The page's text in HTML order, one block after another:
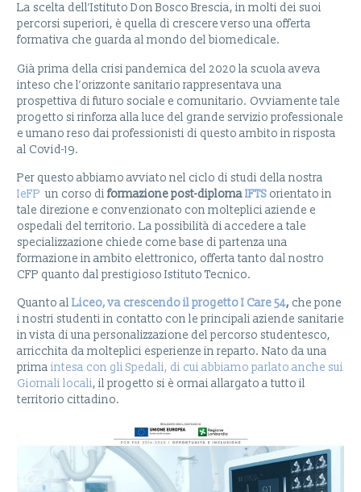
La scelta dell’Istituto Don Bosco Brescia, in molti dei suoi
percorsi superiori, è quella di crescere verso una offerta
formativa che guarda al mondo del biomedicale.
Già prima della crisi pandemica del 2020 la scuola aveva
inteso che l’orizzonte sanitario rappresentava una
prospettiva di futuro sociale e comunitario. Ovviamente tale
progetto si rinforza alla luce del grande servizio professionale
e umano reso dai professionisti di questo ambito in risposta
al Covid-19.
Per questo abbiamo avviato nel ciclo di studi della nostra
IeFP un corso di formazione post-diplomaIFTS orientato in
tale direzione e convenzionato con molteplici aziende e
ospedali del territorio. La possibilità di accedere a tale
specializzazione chiede come base di partenza una
formazione in ambito elettronico, offerta tanto dal nostro
CFP quanto dal prestigioso Istituto Tecnico.
Quanto al Liceo, va crescendo il progetto I Care 54, che pone
i nostri studenti in contatto con le principali aziende sanitarie
in vista di una personalizzazione del percorso studentesco,
arricchita da molteplici esperienze in reparto. Nato da una
prima intesa con gli Spedali, di cui abbiamo parlato anche sui
Giornali locali, il progetto si è ormai allargato a tutto il
territorio cittadino.